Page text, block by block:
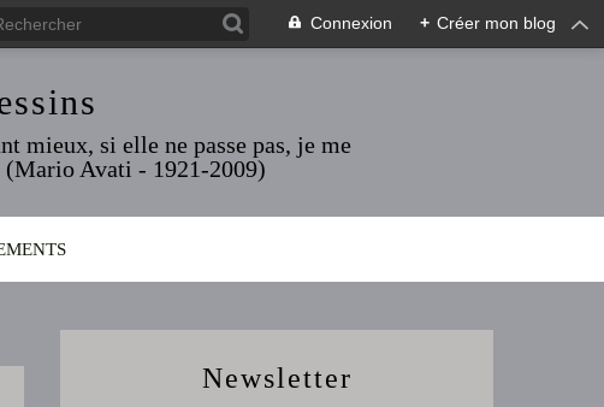
Connexion + Créer mon blog
mieux, si elle ne passe pas, je me
(Mario Avati - 1921-2009)
Newsletter